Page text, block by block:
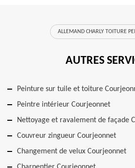
ALLEMAND CHARLY TOITURE
AUTRES
Peinture sur tuile et toiture
Peintre intérieur Courjeonnet
Nettoyage et ravalement de façade
Couvreur zingueur Courjeonnet
Changement de velux Courjeonnet